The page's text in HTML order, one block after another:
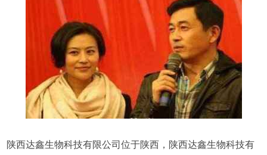
陕西达鑫生物科技有限公司位于陕西，陕西达鑫生物科技有